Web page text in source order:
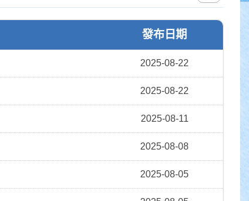
發布日期
2025-08-22
2025-08-22
2025-08-11
2025-08-08
2025-08-05